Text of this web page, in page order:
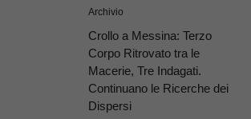
Archivio
Crollo a Messina: Terzo
Corpo Ritrovato tra le
Macerie, Tre Indagati.
Continuano le Ricerche dei
Dispersi